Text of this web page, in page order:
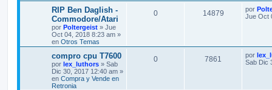
RIP Ben Daglish -
Commodore/Atari
por Poltergeist » Jue
Oct 04, 2018 8:23 am »
en Otros Temas
0 14879 por
Jue Oct
compro cpu T7600
por lex_luthors » Sab
Dic 30, 2017 12:40 am »
en Compra y Vende en
Retronia
0 7861 por
Sab Dic